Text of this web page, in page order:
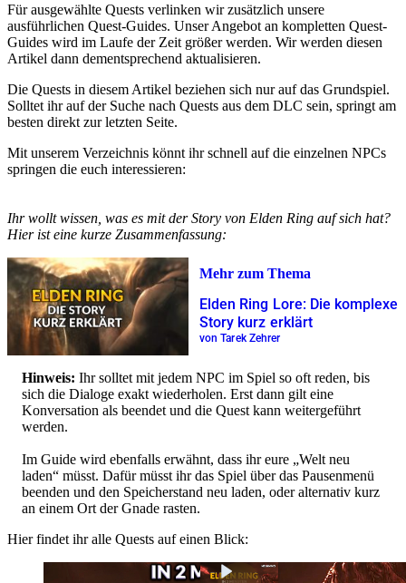
Für ausgewählte Quests verlinken wir zusätzlich unsere
ausführlichen Quest-Guides. Unser Angebot an kompletten Quest-
Guides wird im Laufe der Zeit größer werden. Wir werden diesen
Artikel dann dementsprechend aktualisieren.
Die Quests in diesem Artikel beziehen sich nur auf das Grundspiel.
Solltet ihr auf der Suche nach Quests aus dem DLC sein, springt am
besten direkt zur letzten Seite.
Mit unserem Verzeichnis könnt ihr schnell auf die einzelnen NPCs
springen die euch interessieren:
Ihr wollt wissen, was es mit der Story von Elden Ring auf sich hat?
Hier ist eine kurze Zusammenfassung:
Mehr zum Thema
Elden Ring Lore: Die komplexe
Story kurz erklärt
von Tarek Zehrer
Hinweis: Ihr solltet mit jedem NPC im Spiel so oft reden, bis
sich die Dialoge exakt wiederholen. Erst dann gilt eine
Konversation als beendet und die Quest kann weitergeführt
werden.
Im Guide wird ebenfalls erwähnt, dass ihr eure „Welt neu
laden“ müsst. Dafür müsst ihr das Spiel über das Pausenmenü
beenden und den Speicherstand neu laden, oder alternativ kurz
an einem Ort der Gnade rasten.
Hier findet ihr alle Quests auf einen Blick: